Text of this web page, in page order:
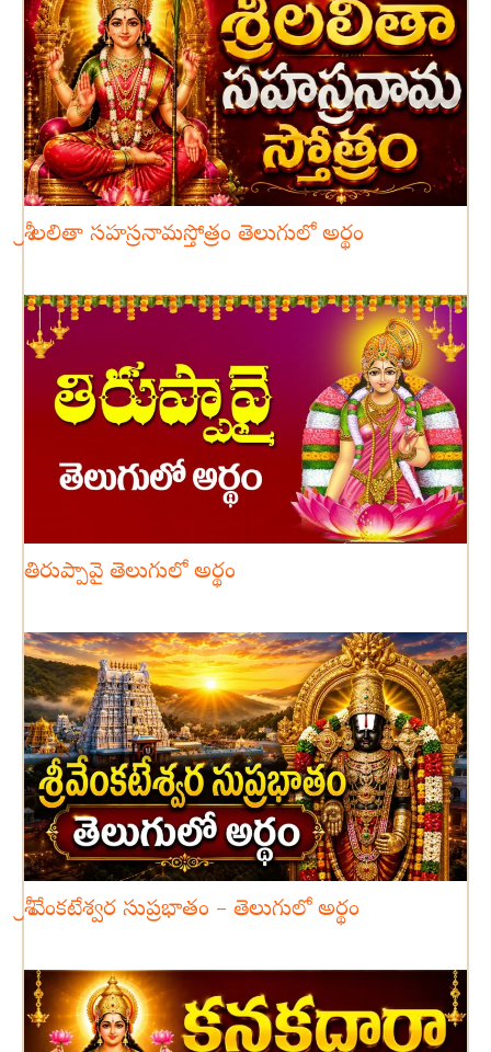
శ్రీ లలితా సహస్రనామస్తోత్రం తెలుగులో అర్థం
తిరుప్పావై తెలుగులో అర్థం
శ్రీ వేంకటేశ్వర సుప్రభాతం – తెలుగులో అర్థం